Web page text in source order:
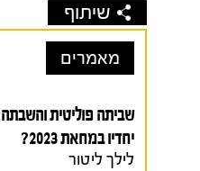
שיתוף
מאמרים
שביתה פוליטית והשבתה
יחדיו במחאת 2023?
לילך ליטור